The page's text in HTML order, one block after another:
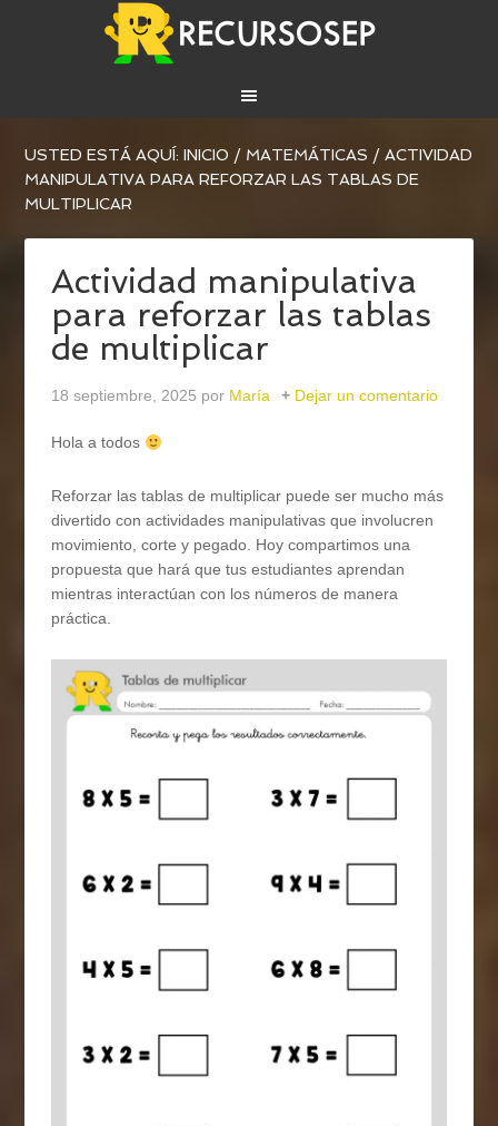
USTED ESTÁ AQUÍ:INICIO / MATEMÁTICAS / ACTIVIDAD
MANIPULATIVA PARA REFORZAR LAS TABLAS DE
MULTIPLICAR
Actividad manipulativa
para reforzar las tablas
de multiplicar
18 septiembre, 2025 por María Dejar un comentario
Hola a todos
Reforzar las tablas de multiplicar puede ser mucho más
divertido con actividades manipulativas que involucren
movimiento, corte y pegado. Hoy compartimos una
propuesta que hará que tus estudiantes aprendan
mientras interactúan con los números de manera
práctica.